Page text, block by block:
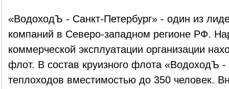
«ВодоходЪ - Санкт-Петербург» - один из
компаний в Северо-западном регионе РФ.
коммерческой эксплуатации организации
флот. В состав круизного флота «ВодоходЪ -
теплоходов вместимостью до 350 человек.